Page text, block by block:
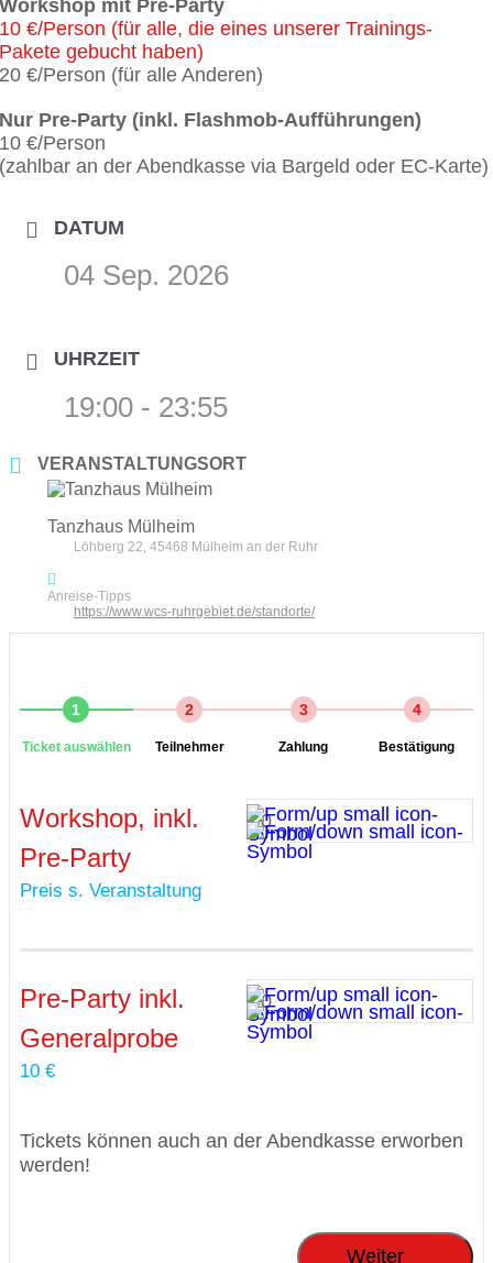
Workshop mit Pre-Party
10 €/Person (für alle, die eines unserer Trainings-
Pakete gebucht haben)
20 €/Person (für alle Anderen)
Nur Pre-Party (inkl. Flashmob-Aufführungen)
10 €/Person
(zahlbar an der Abendkasse via Bargeld oder EC-Karte)
DATUM
04 Sep. 2026
UHRZEIT
19:00 - 23:55
VERANSTALTUNGSORT
Tanzhaus Mülheim
Löhberg 22, 45468 Mülheim an der Ruhr
Anreise-Tipps
https://www.wcs-ruhrgebiet.de/standorte/
1
Ticket auswählen
2
Teilnehmer
3
Zahlung
4
Bestätigung
Workshop, inkl.
Pre-Party
Preis s. Veranstaltung
Pre-Party inkl.
Generalprobe
10 €
Tickets können auch an der Abendkasse erworben
werden!
Weiter